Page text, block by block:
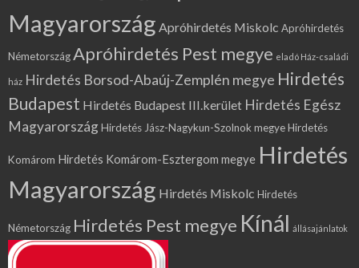
Magyarország Apróhirdetés Miskolc Apróhirdetés
NémetországApróhirdetés Pest megye eladó Ház-családi
ház Hirdetés Borsod-Abaúj-Zemplén megye Hirdetés
Budapest Hirdetés Budapest III.kerület Hirdetés Egész
MagyarországHirdetés Jász-Nagykun-Szolnok megyeHirdetés
Komárom Hirdetés Komárom-Esztergom megye Hirdetés
Magyarország Hirdetés Miskolc Hirdetés
Németország Hirdetés Pest megye Kínál állásajánlatok